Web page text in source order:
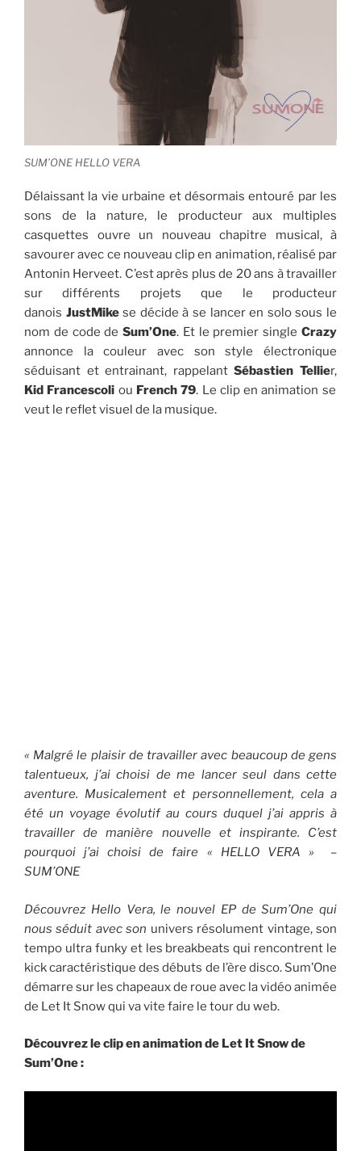
SUM’ONE HELLO VERA
Délaissant la vie urbaine et désormais entouré par les
sons de la nature, le producteur aux multiples
casquettes ouvre un nouveau chapitre musical, à
savourer avec ce nouveau clip en animation, réalisé par
Antonin Herveet. C’est après plus de 20 ans à travailler
sur différents projets que le producteur
danois JustMikese décide à se lancer en solo sous le
nom de code deSum’One. Et le premier singleCrazy
annonce la couleur avec son style électronique
séduisant et entrainant, rappelantSébastien Tellier,
Kid Francescoli ou French 79. Le clip en animation se
veut le reflet visuel de la musique.
« Malgré le plaisir de travailler avec beaucoup de gens
talentueux, j’ai choisi de me lancer seul dans cette
aventure. Musicalement et personnellement, cela a
été un voyage évolutif au cours duquel j’ai appris à
travailler de manière nouvelle et inspirante. C’est
pourquoi j’ai choisi de faire « HELLO VERA » –
SUM’ONE
Découvrez Hello Vera, le nouvel EP de Sum’One qui
nous séduit avec son univers résolument vintage, son
tempo ultra funky et les breakbeats qui rencontrent le
kick caractéristique des débuts de l’ère disco. Sum’One
démarre sur les chapeaux de roue avec la vidéo animée
de Let It Snow qui va vite faire le tour du web.
Découvrez le clip en animation de Let It Snow de
Sum’One :